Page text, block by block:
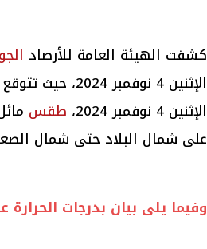
كشفت الهيئة العامة للأرصاد
الإثنين 4 نوفمبر 2024، حيث تتوقع هيئة
الإثنين 4 نوفمبر 2024،
طقس
على شمال البلاد حتى شمال
وفيما يلى بيان بدرجات الحرارة